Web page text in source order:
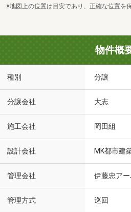
※地図上の位置は目安であり、正確な位置を
物件概
種別 分譲
分譲会社 大志
施工会社 岡田組
設計会社 MK都市建
管理会社 伊藤忠ア
管理方式 巡回